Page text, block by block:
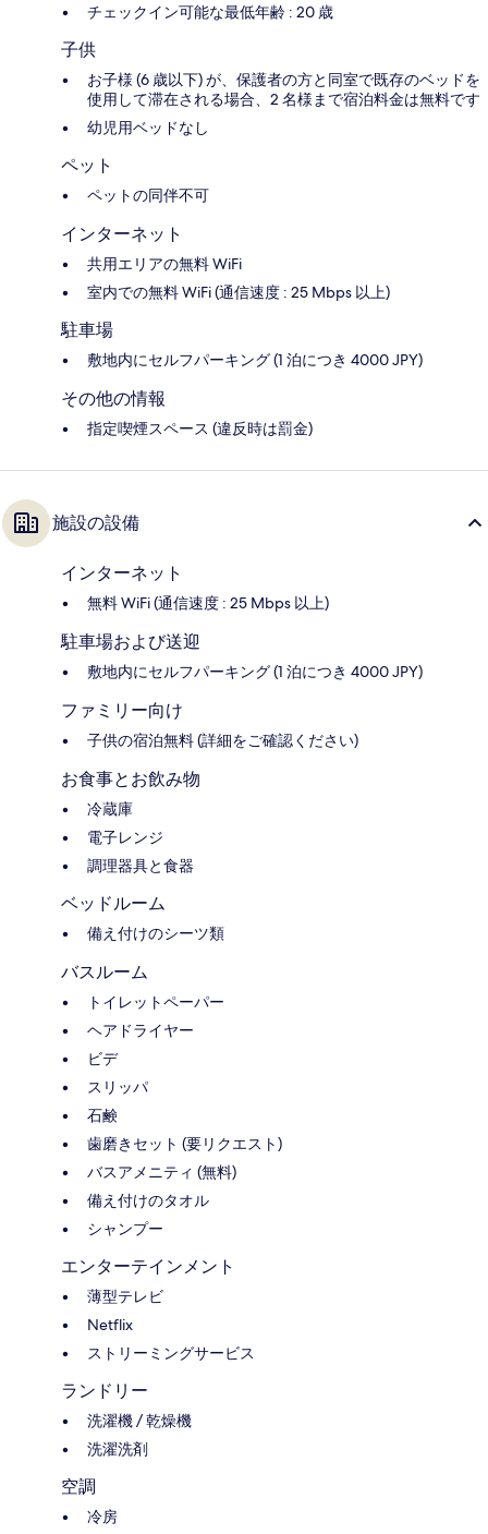
チェックイン可能な最低年齢 : 20 歳
子供
お子様 (6 歳以下) が、保護者の方と同室で既存のベッドを
使用して滞在される場合、2 名様まで宿泊料金は無料です
幼児用ベッドなし
ペット
ペットの同伴不可
インターネット
共用エリアの無料 WiFi
室内での無料 WiFi (通信速度 : 25 Mbps 以上)
駐車場
敷地内にセルフパーキング (1 泊につき 4000 JPY)
その他の情報
指定喫煙スペース (違反時は罰金)
施設の設備
インターネット
無料 WiFi (通信速度 : 25 Mbps 以上)
駐車場および送迎
敷地内にセルフパーキング (1 泊につき 4000 JPY)
ファミリー向け
子供の宿泊無料 (詳細をご確認ください)
お食事とお飲み物
冷蔵庫
電子レンジ
調理器具と食器
ベッドルーム
備え付けのシーツ類
バスルーム
トイレットペーパー
ヘアドライヤー
ビデ
スリッパ
石鹸
歯磨きセット (要リクエスト)
バスアメニティ (無料)
備え付けのタオル
シャンプー
エンターテインメント
薄型テレビ
Netflix
ストリーミングサービス
ランドリー
洗濯機 / 乾燥機
洗濯洗剤
空調
冷房